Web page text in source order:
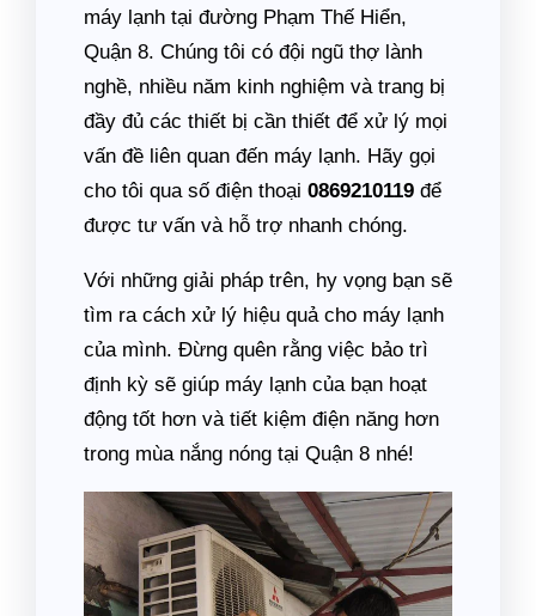
máy lạnh tại đường Phạm Thế Hiển,
Quận 8. Chúng tôi có đội ngũ thợ lành
nghề, nhiều năm kinh nghiệm và trang bị
đầy đủ các thiết bị cần thiết để xử lý mọi
vấn đề liên quan đến máy lạnh. Hãy gọi
cho tôi qua số điện thoại 0869210119 để
được tư vấn và hỗ trợ nhanh chóng.
Với những giải pháp trên, hy vọng bạn sẽ
tìm ra cách xử lý hiệu quả cho máy lạnh
của mình. Đừng quên rằng việc bảo trì
định kỳ sẽ giúp máy lạnh của bạn hoạt
động tốt hơn và tiết kiệm điện năng hơn
trong mùa nắng nóng tại Quận 8 nhé!